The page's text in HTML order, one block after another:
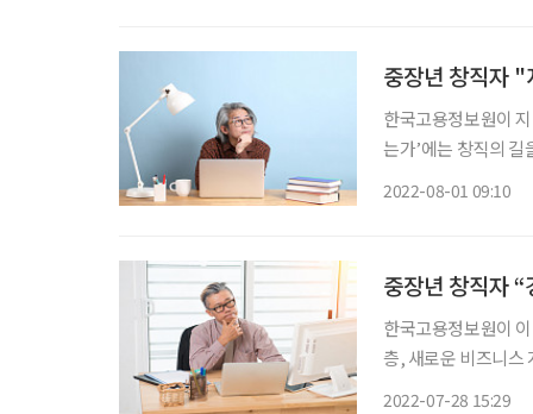
중장년 창직자
한국고용정보원이
는가’에는 창직의
2022-08-01 09:10
중장년 창직자
한국고용정보원이
층, 새로운 비즈니스
2022-07-28 15:29